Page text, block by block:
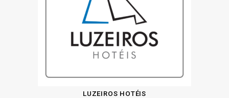
LUZEIROS HOTÉIS